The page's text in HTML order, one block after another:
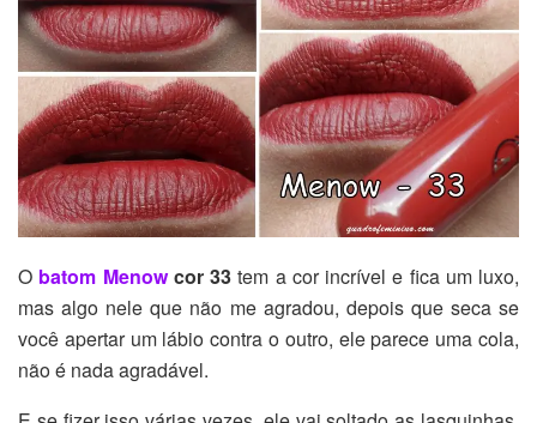
O batom Menowcor 33 tem a cor incrível e fica um luxo,
mas algo nele que não me agradou, depois que seca se
você apertar um lábio contra o outro, ele parece uma cola,
não é nada agradável.